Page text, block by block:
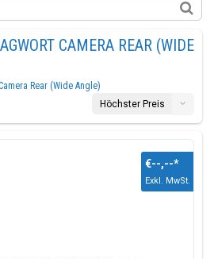
CAMERA REAR (WIDE
Rear (Wide Angle)
Höchster Preis
€--,--*
Exkl. MwSt.